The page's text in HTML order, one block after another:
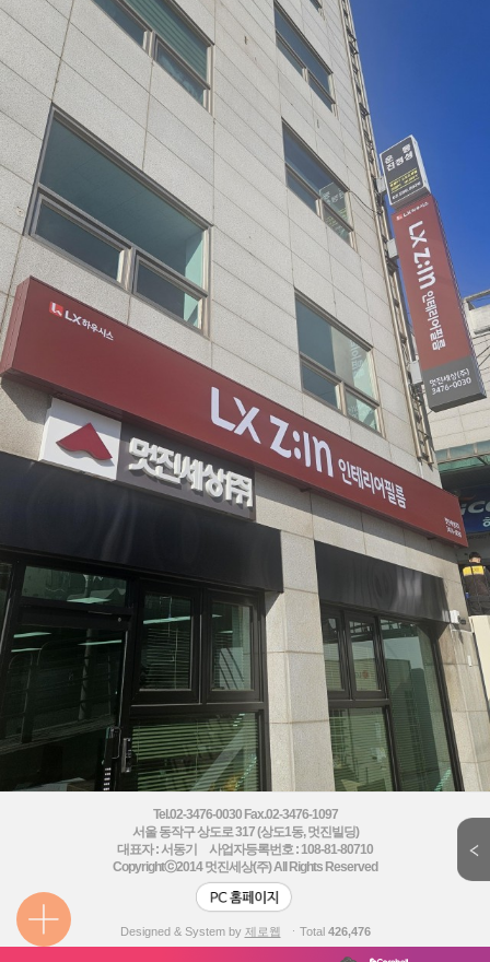
Tel.02-3476-0030 Fax.02-3476-1097
서울 동작구 상도로 317 (상도1동, 멋진빌딩)
대표자 : 서동기 사업자등록번호 : 108-81-80710
Copyrightⓒ2014멋진세상(주) All Rights Reserved
Designed & System by 제로웹 ㆍTotal 426,476